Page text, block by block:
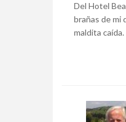
Del Hotel
brañas de mi
maldita caída.